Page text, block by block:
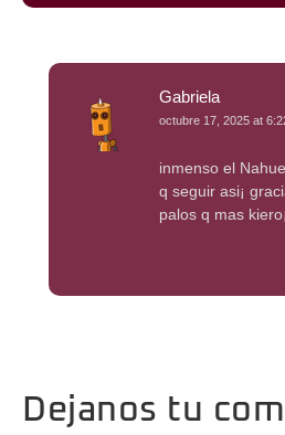
Gabriela
octubre 17, 2025 at
inmenso el
q seguir asi¡
palos q mas
Dejanos tu